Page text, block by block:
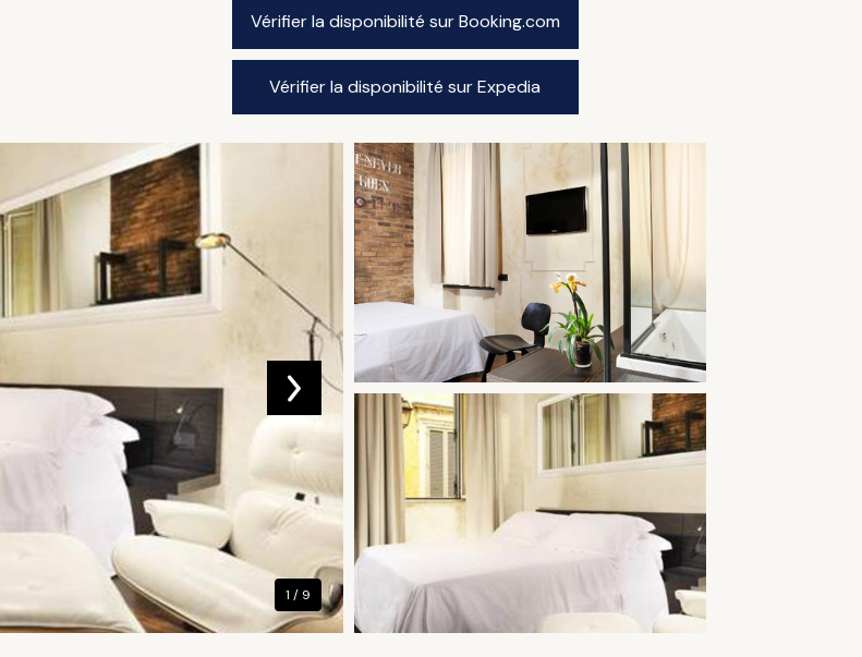
Vérifier la disponibilité sur Booking.com
Vérifier la disponibilité sur Expedia
1 / 9